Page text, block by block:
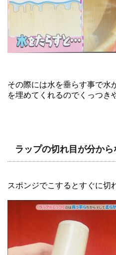
その際には水を垂らす事で水
を埋めてくれるのでくっつき
ラップの切れ目が分か
スポンジでこするとすぐに切